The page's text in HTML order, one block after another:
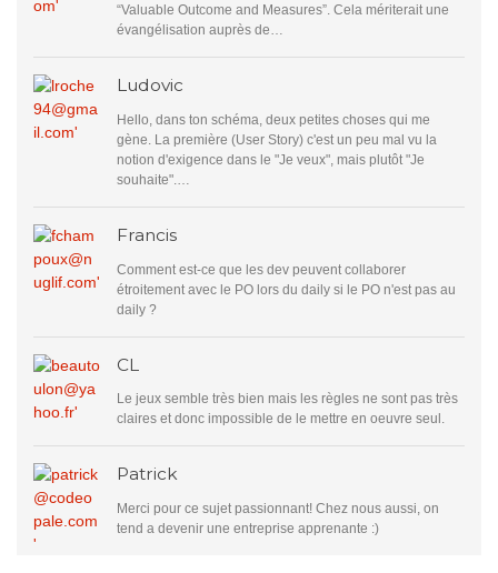
“Valuable Outcome and Measures”. Cela mériterait une
évangélisation auprès de…
Ludovic
Hello, dans ton schéma, deux petites choses qui me
gène. La première (User Story) c'est un peu mal vu la
notion d'exigence dans le "Je veux", mais plutôt "Je
souhaite".…
Francis
Comment est-ce que les dev peuvent collaborer
étroitement avec le PO lors du daily si le PO n'est pas au
daily ?
CL
Le jeux semble très bien mais les règles ne sont pas très
claires et donc impossible de le mettre en oeuvre seul.
Patrick
Merci pour ce sujet passionnant! Chez nous aussi, on
tend a devenir une entreprise apprenante :)